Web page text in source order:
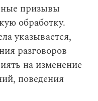
призывы
обработку.
указывается,
разговоров
на изменение
поведения